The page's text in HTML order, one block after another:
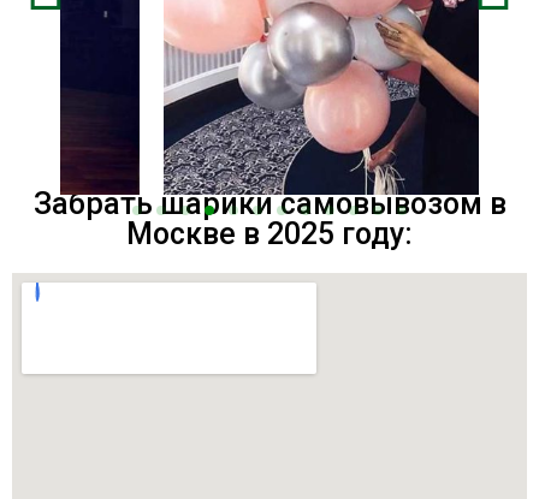
Забрать шарики самовывозом в
Москве в 2025 году: